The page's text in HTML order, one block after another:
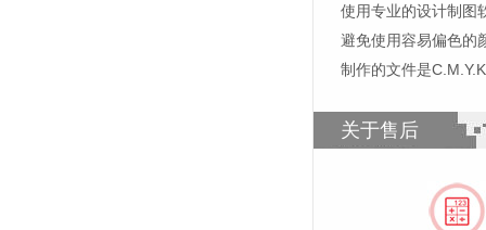
使用专业的设计制图
避免使用容易偏色的
制作的文件是
关于售后